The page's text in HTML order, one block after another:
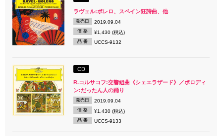
ラヴェル:ボレロ、スペイン狂詩曲、他
発売日 2019.09.04
価 格 ¥1,430 (税込)
品 番 UCCS-9132
CD
R.コルサコフ:交響組曲《シェエラザード》／ボロディ
ン:だったん人の踊り
発売日 2019.09.04
価 格 ¥1,430 (税込)
品 番 UCCS-9133